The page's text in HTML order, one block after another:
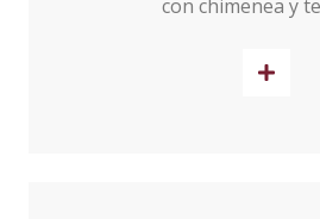
con chimenea y